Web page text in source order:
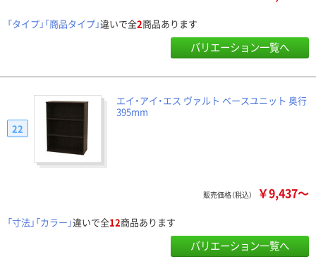
「タイプ」「商品タイプ」違いで全2商品あります
バリエーション一覧へ
エイ・アイ・エス ヴァルト ベースユニット 奥行
395mm
22
販売価格（税込） ￥9,437～
「寸法」「カラー」違いで全12商品あります
バリエーション一覧へ